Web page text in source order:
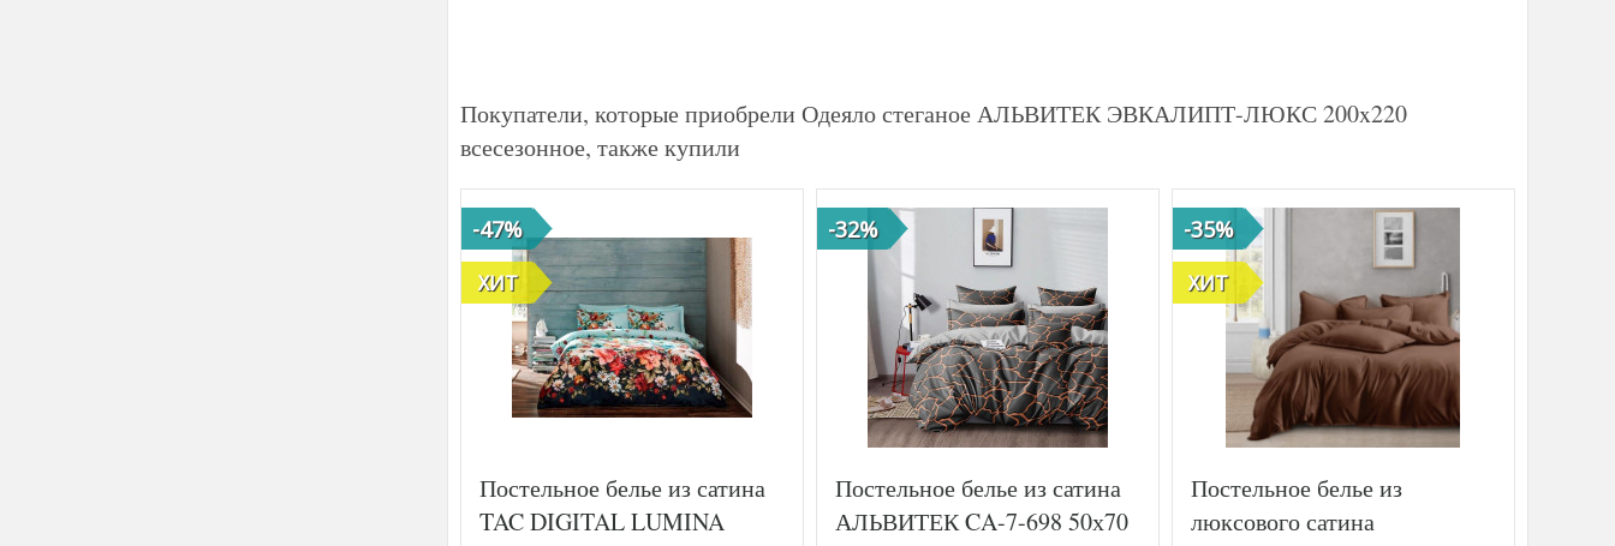
Покупатели, которые приобрели Одеяло стеганое АЛЬВИТЕК ЭВКАЛИПТ-ЛЮКС 200x220
всесезонное, также купили
-47%
ХИТ
Постельное белье из сатина
TAC DIGITAL LUMINA
-32%
Постельное белье из сатина
АЛЬВИТЕК CA-7-698 50х70
-35%
ХИТ
Постельное белье из
люксового сатина